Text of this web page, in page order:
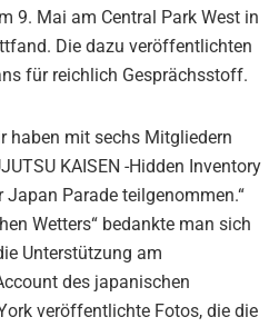
9. Mai am Central Park West in
Die dazu veröffentlichten
für reichlich Gesprächsstoff.
haben mit sechs Mitgliedern
KAISEN -Hidden Inventory
Japan Parade teilgenommen.“
Wetters“ bedankte man sich
Unterstützung am
des japanischen
veröffentlichte Fotos, die die